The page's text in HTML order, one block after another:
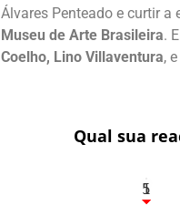
Álvares Penteado e curtir a
Museu de Arte Brasileira.
Coelho, Lino Villaventura, e
Qual sua
1
5